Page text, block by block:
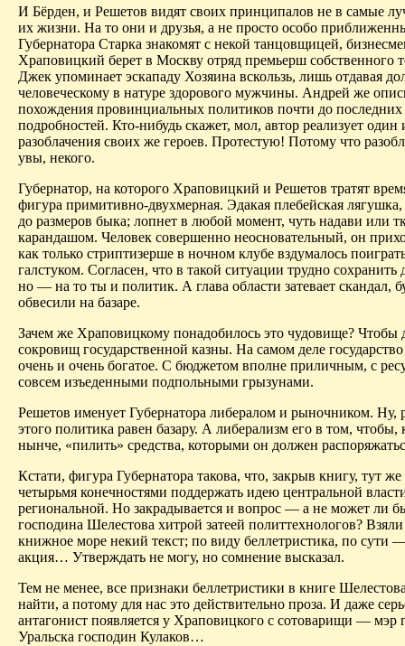
И Бёрден, и Решетов видят своих принципалов не в самые
их жизни. На то они и друзья, а не просто особо
Губернатора Старка знакомят с некой танцовщицей,
Храповицкий берет в Москву отряд премьерш собственного
Джек упоминает эскападу Хозяина вскользь, лишь отдавая
человеческому в натуре здорового мужчины. Андрей же
похождения провинциальных политиков почти до последних
подробностей. Кто-нибудь скажет, мол, автор реализует один
разоблачения своих же героев. Протестую! Потому что
увы, некого.
Губернатор, на которого Храповицкий и Решетов тратят
фигура примитивно-двухмерная. Эдакая плебейская
до размеров быка; лопнет в любой момент, чуть надави или
карандашом. Человек совершенно неосновательный, он
как только стриптизерше в ночном клубе вздумалось
галстуком. Согласен, что в такой ситуации трудно сохранить
но — на то ты и политик. А глава области затевает скандал,
обвесили на базаре.
Зачем же Храповицкому понадобилось это чудовище? Чтобы
сокровищ государственной казны. На самом деле
очень и очень богатое. С бюджетом вполне приличным, с
совсем изъеденными подпольными грызунами.
Решетов именует Губернатора либералом и рыночником. Ну,
этого политика равен базару. А либерализм его в том, чтобы,
нынче, «пилить» средства, которыми он должен
Кстати, фигура Губернатора такова, что, закрыв книгу, тут же
четырьмя конечностями поддержать идею центральной
региональной. Но закрадывается и вопрос — а не может ли
господина Шелестова хитрой затеей политтехнологов?
книжное море некий текст; по виду беллетристика, по сути
акция… Утверждать не могу, но сомнение высказал.
Тем не менее, все признаки беллетристики в книге
найти, а потому для нас это действительно проза. И даже
антагонист появляется у Храповицкого с сотоварищи — мэр
Уральска господин Кулаков…